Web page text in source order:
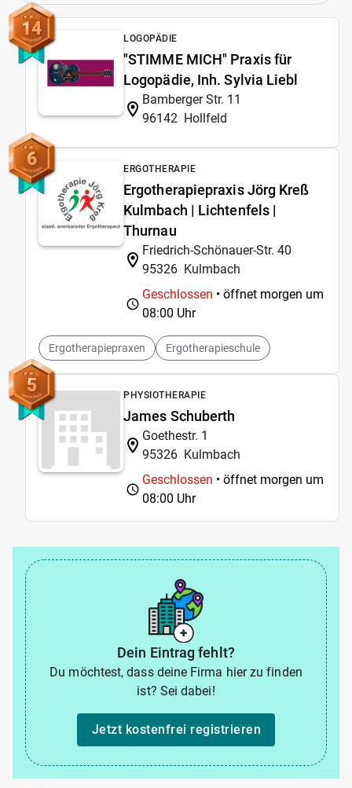
14 LOGOPÄDIE
"STIMME MICH" Praxis für
Logopädie, Inh. Sylvia Liebl
Bamberger Str. 11
96142 Hollfeld
6 ERGOTHERAPIE
Ergotherapiepraxis Jörg Kreß
Kulmbach | Lichtenfels |
Thurnau
Friedrich-Schönauer-Str. 40
95326 Kulmbach
Geschlossen • öffnet morgen um
08:00 Uhr
Ergotherapiepraxen Ergotherapieschule
5 PHYSIOTHERAPIE
James Schuberth
Goethestr. 1
95326 Kulmbach
Geschlossen • öffnet morgen um
08:00 Uhr
Dein Eintrag fehlt?
Du möchtest, dass deine Firma hier zu finden
ist? Sei dabei!
Jetzt kostenfrei registrieren